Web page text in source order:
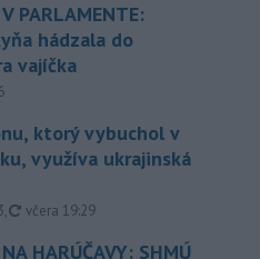
PARLAMENTE:
hádzala do
vajíčka
ktorý vybuchol v
využíva ukrajinská
, aktualizované
včera 19:29
HARÚČAVY: SHMÚ